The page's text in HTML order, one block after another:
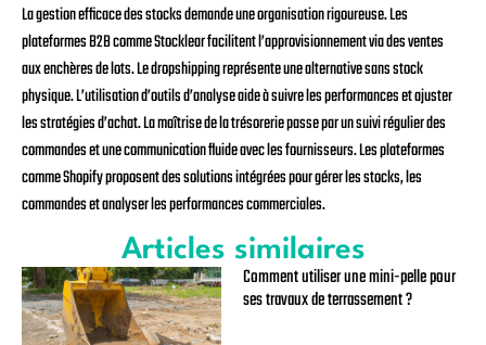
La gestion efficace des stocks demande une organisation rigoureuse. Les
plateformes B2B comme Stocklear facilitent l’approvisionnement via des ventes
aux enchères de lots. Le dropshipping représente une alternative sans stock
physique. L’utilisation d’outils d’analyse aide à suivre les performances et ajuster
les stratégies d’achat. La maîtrise de la trésorerie passe par un suivi régulier des
commandes et une communication fluide avec les fournisseurs. Les plateformes
comme Shopify proposent des solutions intégrées pour gérer les stocks, les
commandes et analyser les performances commerciales.
Articles similaires
Comment utiliser une mini-pelle pour
ses travaux de terrassement ?